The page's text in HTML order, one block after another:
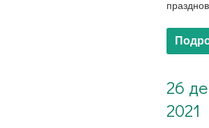
26
2021